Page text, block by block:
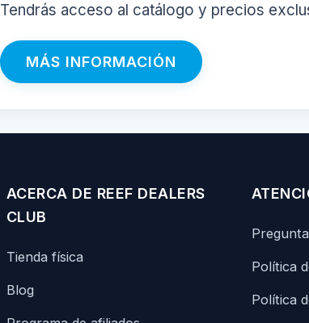
Tendrás acceso al catálogo y precios
MÁS INFORMACIÓN
ACERCA DE REEF DEALERS
CLUB
Tienda física
Blog
Política
Política